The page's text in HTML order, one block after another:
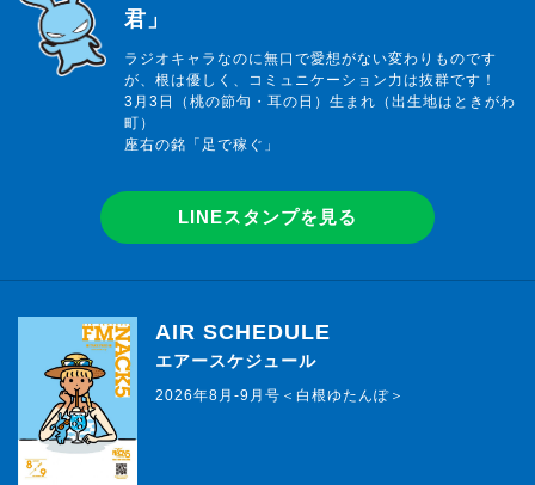
君」
ラジオキャラなのに無口で愛想がない変わりものです
が、根は優しく、コミュニケーション力は抜群です！
3月3日（桃の節句・耳の日）生まれ（出生地はときがわ
町）
座右の銘「足で稼ぐ」
LINEスタンプを見る
AIR SCHEDULE
エアースケジュール
2026年8月-9月号＜白根ゆたんぽ＞